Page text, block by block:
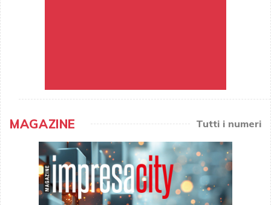
MAGAZINE Tutti i numeri